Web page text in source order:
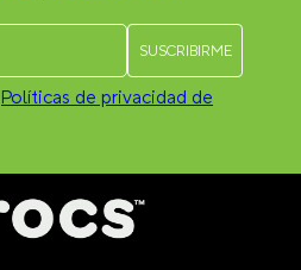
Políticas de privacidad de